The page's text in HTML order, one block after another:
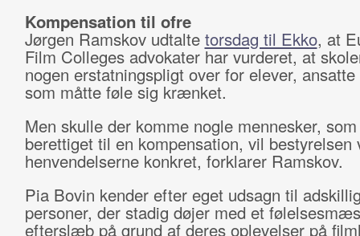
Kompensation til ofre
Jørgen Ramskov udtalte torsdag til Ekko, at
Film Colleges advokater har vurderet, at
nogen erstatningspligt over for elever,
som måtte føle sig krænket.
Men skulle der komme nogle mennesker,
berettiget til en kompensation, vil bestyrelsen
henvendelserne konkret, forklarer Ramskov.
Pia Bovin kender efter eget udsagn til
personer, der stadig døjer med et
efterslæb på grund af deres oplevelser på